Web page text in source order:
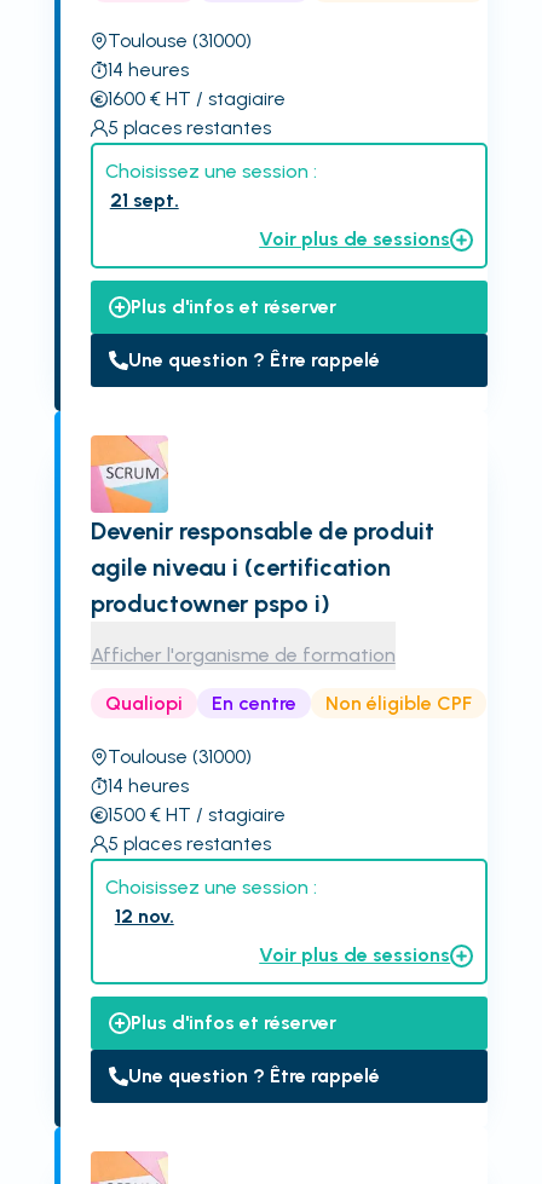
Toulouse (31000)
14 heures
1600€ HT / stagiaire
5 places restantes
Choisissez une session :
21 sept.
Voir plus de sessions
Plus d'infos et réserver
Une question ? Être rappelé
Devenir responsable de produit
agile niveau i (certification
productowner pspo i)
Afficher l'organisme de formation
Qualiopi En centre Non éligible CPF
Toulouse (31000)
14 heures
1500€ HT / stagiaire
5 places restantes
Choisissez une session :
12 nov.
Voir plus de sessions
Plus d'infos et réserver
Une question ? Être rappelé